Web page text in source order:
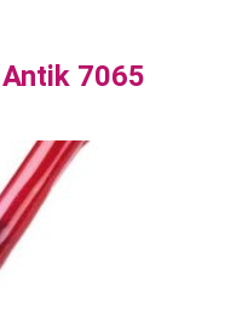
7065